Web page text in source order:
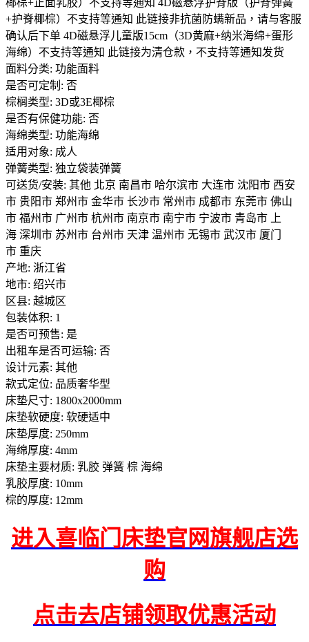
椰棕+正面乳胶）不支持等通知 4D磁悬浮护脊版（护脊弹簧
+护脊椰棕）不支持等通知 此链接非抗菌防螨新品，请与客服
确认后下单 4D磁悬浮儿童版15cm（3D黄麻+纳米海绵+蛋形
海绵）不支持等通知 此链接为清仓款，不支持等通知发货
面料分类: 功能面料
是否可定制: 否
棕榈类型: 3D或3E椰棕
是否有保健功能: 否
海绵类型: 功能海绵
适用对象: 成人
弹簧类型: 独立袋装弹簧
可送货/安装: 其他 北京 南昌市 哈尔滨市 大连市 沈阳市 西安
市 贵阳市 郑州市 金华市 长沙市 常州市 成都市 东莞市 佛山
市 福州市 广州市 杭州市 南京市 南宁市 宁波市 青岛市 上
海 深圳市 苏州市 台州市 天津 温州市 无锡市 武汉市 厦门
市 重庆
产地: 浙江省
地市: 绍兴市
区县: 越城区
包装体积: 1
是否可预售: 是
出租车是否可运输: 否
设计元素: 其他
款式定位: 品质奢华型
床垫尺寸: 1800x2000mm
床垫软硬度: 软硬适中
床垫厚度: 250mm
海绵厚度: 4mm
床垫主要材质: 乳胶 弹簧 棕 海绵
乳胶厚度: 10mm
棕的厚度: 12mm
进入喜临门床垫官网旗舰店选
购
点击去店铺领取优惠活动